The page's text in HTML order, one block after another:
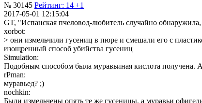
№ 30145 Рейтинг: 14 +1
2017-05-01 12:15:04
GT, "Испанская пчеловод-любитель случайно
xorbot:
> они измельчили гусениц в пюре и смешали его с
изощренный способ убийства гусениц
Simulation:
Подобным способом была муравьиная кислота получена.
rPman:
муравьед? ;)
nochkin:
Были измельчены опять те же гусеницы, а муравьи